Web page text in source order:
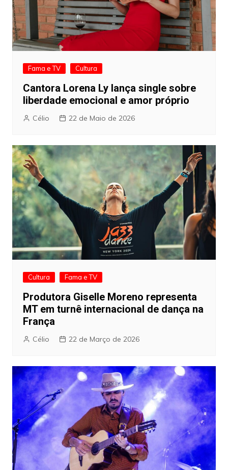
Fama e TV Cultura
Cantora Lorena Ly lança single sobre
liberdade emocional e amor próprio
Célio 22 de Maio de 2026
Cultura Fama e TV
Produtora Giselle Moreno representa
MT em turnê internacional de dança na
França
Célio 22 de Março de 2026